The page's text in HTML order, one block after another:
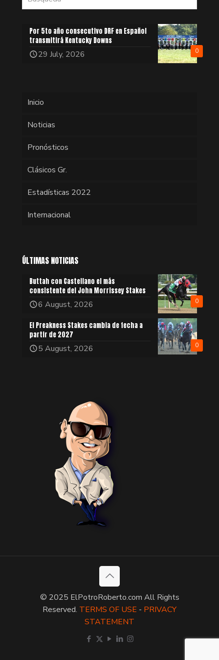
0
Por 5to año consecutivo DRF en Español
transmitirá Kentucky Downs
29 July, 2026
Inicio
Noticias
Pronósticos
Clásicos Gr.
Estadísticas 2022
Internacional
ÚLTIMAS NOTICIAS
0
Buttah con Castellano el más
consistente del John Morrissey Stakes
6 August, 2026
0
El Preakness Stakes cambia de fecha a
partir de 2027
5 August, 2026
© 2025 ElPotroRoberto.com All Rights
Reserved. TERMS OF USE - PRIVACY
STATEMENT